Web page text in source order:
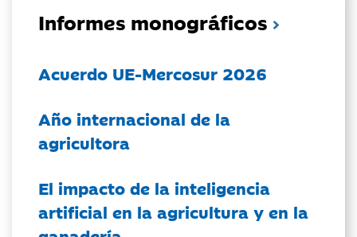
Informes monográficos
Acuerdo UE-Mercosur 2026
Año internacional de la
agricultora
El impacto de la inteligencia
artificial en la agricultura y en la